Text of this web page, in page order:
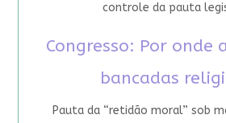
controle da pauta
Congresso: Por onde
bancadas
Pauta da “retidão moral” sob